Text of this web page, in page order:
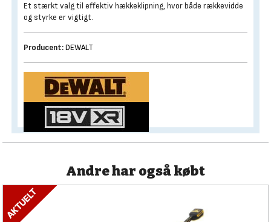
Et stærkt valg til effektiv hækkeklipning, hvor både rækkevidde
og styrke er vigtigt.
Producent:DEWALT
Andre har også købt